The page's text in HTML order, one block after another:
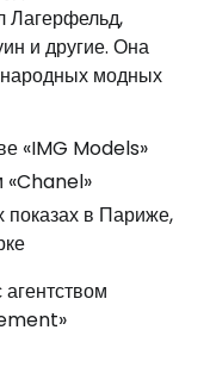
Лагерфельд,
и другие. Она
модных
«IMG Models»
«Chanel»
в Париже,